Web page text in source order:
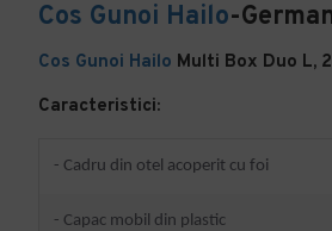
Cos Gunoi Hailo-
Cos Gunoi Hailo Multi Box Duo L,
Caracteristici:
- Cadru din otel acoperit cu foi
- Capac mobil din plastic